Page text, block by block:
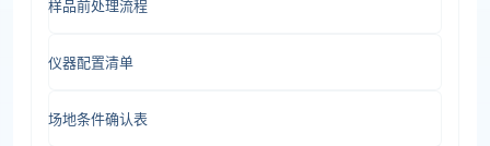
样品前处理流程
仪器配置清单
场地条件确认表